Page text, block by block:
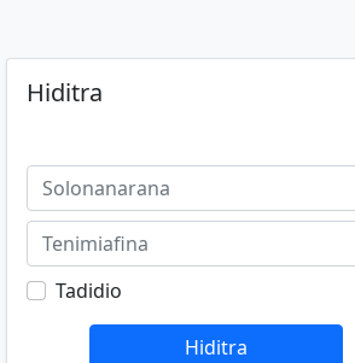
Hiditra
Tadidio
Hiditra